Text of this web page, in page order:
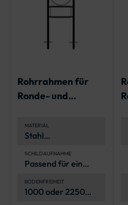
Rohrrahmen für
Ronde- und
2 Standrohre
MATERIAL
Stahl
SCHILDAUFNAHME
Passend für ein
ein Rechteck-
Schild im
BODENFREIHEIT
1000 oder 2250